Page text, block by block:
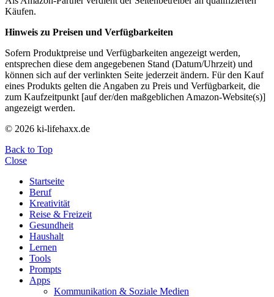
Käufen.
Hinweis zu Preisen und Verfügbarkeiten
Sofern Produktpreise und Verfügbarkeiten angezeigt werden,
entsprechen diese dem angegebenen Stand (Datum/Uhrzeit) und
können sich auf der verlinkten Seite jederzeit ändern. Für den Kauf
eines Produkts gelten die Angaben zu Preis und Verfügbarkeit, die
zum Kaufzeitpunkt [auf der/den maßgeblichen Amazon-Website(s)]
angezeigt werden.
© 2026 ki-lifehaxx.de
Back to Top
Close
Startseite
Beruf
Kreativität
Reise & Freizeit
Gesundheit
Haushalt
Lernen
Tools
Prompts
Apps
Kommunikation & Soziale Medien